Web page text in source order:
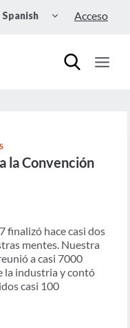
Spanish
CHILDAcceso
la Convención
finalizó hace casi dos
mentes. Nuestra
a casi 7000
la industria y contó
casi 100